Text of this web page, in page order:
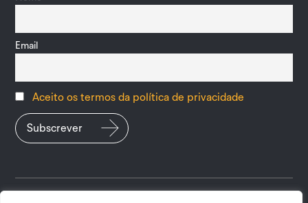
Email
Aceito os termos da política de privacidade